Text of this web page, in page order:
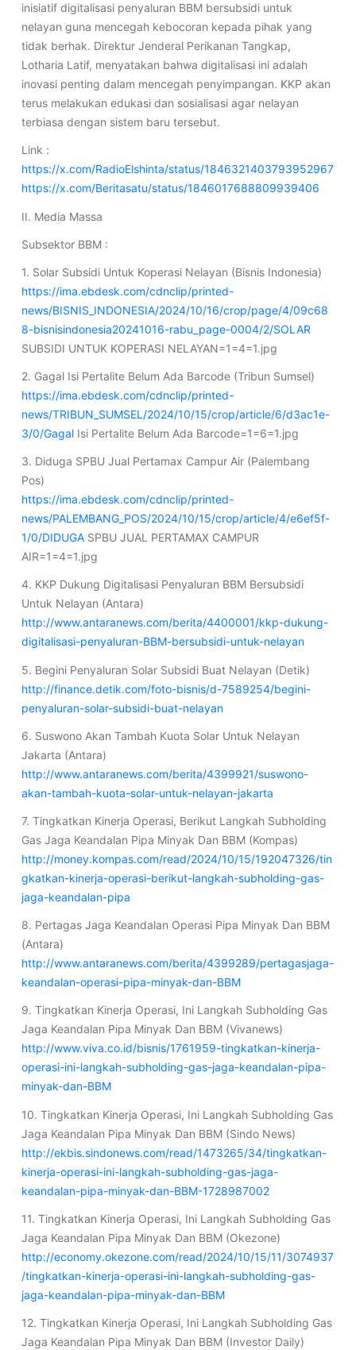
inisiatif digitalisasi penyaluran BBM bersubsidi untuk
nelayan guna mencegah kebocoran kepada pihak yang
tidak berhak. Direktur Jenderal Perikanan Tangkap,
Lotharia Latif, menyatakan bahwa digitalisasi ini adalah
inovasi penting dalam mencegah penyimpangan. KKP akan
terus melakukan edukasi dan sosialisasi agar nelayan
terbiasa dengan sistem baru tersebut.
Link :
https://x.com/RadioElshinta/status/1846321403793952967
https://x.com/Beritasatu/status/1846017688809939406
II. Media Massa
Subsektor BBM :
1. Solar Subsidi Untuk Koperasi Nelayan (Bisnis Indonesia)
https://ima.ebdesk.com/cdnclip/printed-
news/BISNIS_INDONESIA/2024/10/16/crop/page/4/09c68
8-bisnisindonesia20241016-rabu_page-0004/2/SOLAR
SUBSIDI UNTUK KOPERASI NELAYAN=1=4=1.jpg
2. Gagal Isi Pertalite Belum Ada Barcode (Tribun Sumsel)
https://ima.ebdesk.com/cdnclip/printed-
news/TRIBUN_SUMSEL/2024/10/15/crop/article/6/d3ac1e-
3/0/GagalIsi Pertalite Belum Ada Barcode=1=6=1.jpg
3. Diduga SPBU Jual Pertamax Campur Air (Palembang
Pos)
https://ima.ebdesk.com/cdnclip/printed-
news/PALEMBANG_POS/2024/10/15/crop/article/4/e6ef5f-
1/0/DIDUGASPBU JUAL PERTAMAX CAMPUR
AIR=1=4=1.jpg
4. KKP Dukung Digitalisasi Penyaluran BBM Bersubsidi
Untuk Nelayan (Antara)
http://www.antaranews.com/berita/4400001/kkp-dukung-
digitalisasi-penyaluran-BBM-bersubsidi-untuk-nelayan
5. Begini Penyaluran Solar Subsidi Buat Nelayan (Detik)
http://finance.detik.com/foto-bisnis/d-7589254/begini-
penyaluran-solar-subsidi-buat-nelayan
6. Suswono Akan Tambah Kuota Solar Untuk Nelayan
Jakarta (Antara)
http://www.antaranews.com/berita/4399921/suswono-
akan-tambah-kuota-solar-untuk-nelayan-jakarta
7. Tingkatkan Kinerja Operasi, Berikut Langkah Subholding
Gas Jaga Keandalan Pipa Minyak Dan BBM (Kompas)
http://money.kompas.com/read/2024/10/15/192047326/tin
gkatkan-kinerja-operasi-berikut-langkah-subholding-gas-
jaga-keandalan-pipa
8. Pertagas Jaga Keandalan Operasi Pipa Minyak Dan BBM
(Antara)
http://www.antaranews.com/berita/4399289/pertagasjaga-
keandalan-operasi-pipa-minyak-dan-BBM
9. Tingkatkan Kinerja Operasi, Ini Langkah Subholding Gas
Jaga Keandalan Pipa Minyak Dan BBM (Vivanews)
http://www.viva.co.id/bisnis/1761959-tingkatkan-kinerja-
operasi-ini-langkah-subholding-gas-jaga-keandalan-pipa-
minyak-dan-BBM
10. Tingkatkan Kinerja Operasi, Ini Langkah Subholding Gas
Jaga Keandalan Pipa Minyak Dan BBM (Sindo News)
http://ekbis.sindonews.com/read/1473265/34/tingkatkan-
kinerja-operasi-ini-langkah-subholding-gas-jaga-
keandalan-pipa-minyak-dan-BBM-1728987002
11. Tingkatkan Kinerja Operasi, Ini Langkah Subholding Gas
Jaga Keandalan Pipa Minyak Dan BBM (Okezone)
http://economy.okezone.com/read/2024/10/15/11/3074937
/tingkatkan-kinerja-operasi-ini-langkah-subholding-gas-
jaga-keandalan-pipa-minyak-dan-BBM
12. Tingkatkan Kinerja Operasi, Ini Langkah Subholding Gas
Jaga Keandalan Pipa Minyak Dan BBM (Investor Daily)